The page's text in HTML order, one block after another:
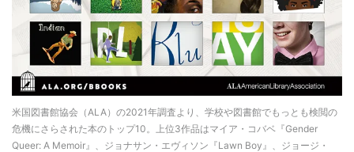
米国図書館協会（ALA）の2021年調査より、学校や図書館でもっとも検閲の
危機にさらされた本のトップ10。上位3作品はマイア・コバベ『Gender
Queer: A Memoir』、ジョナサン・エヴィソン『Lawn Boy』、ジョージ・